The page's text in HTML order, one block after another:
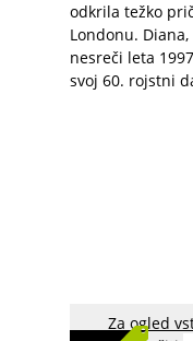
odkrila težko
Londonu.
nesreči leta
svoj 60. rojstni
Za ogled